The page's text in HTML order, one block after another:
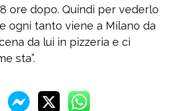
ore dopo. Quindi per vederlo
ogni tanto viene a Milano da
da lui in pizzeria e ci
sta”.